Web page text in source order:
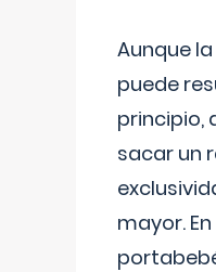
Aunque
puede
principio,
sacar un
mayor.